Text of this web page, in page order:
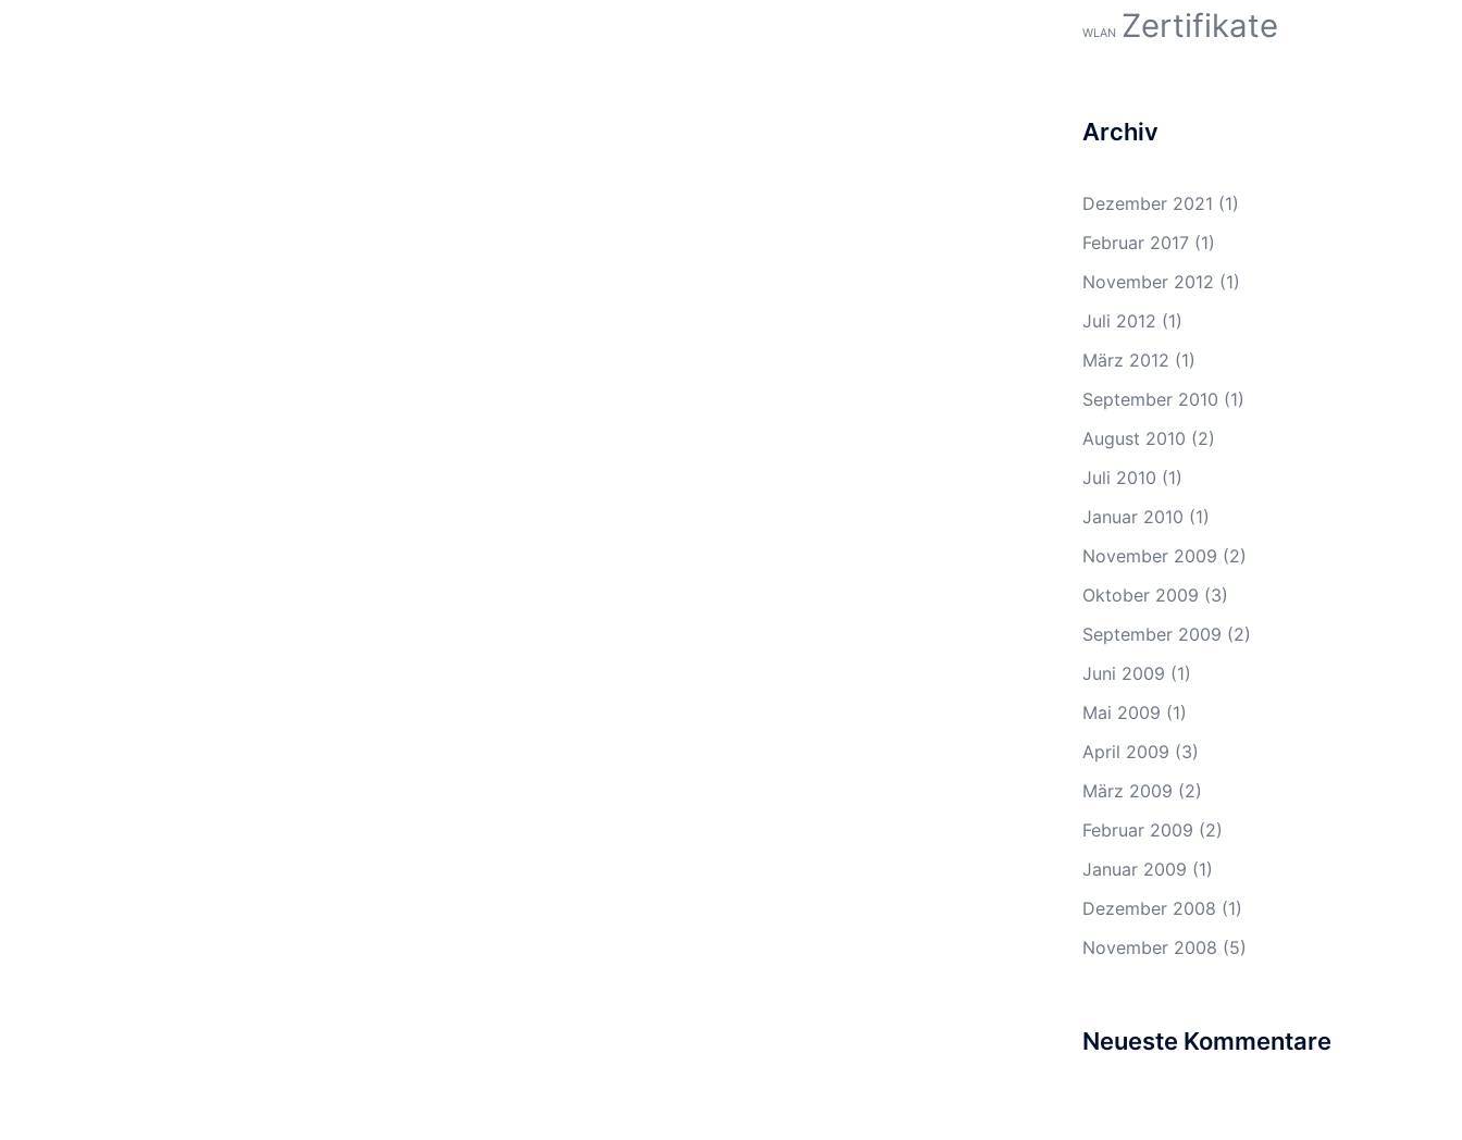
WLAN Zertifikate
Archiv
Dezember 2021 (1)
Februar 2017(1)
November 2012 (1)
Juli 2012 (1)
März 2012 (1)
September 2010 (1)
August 2010 (2)
Juli 2010 (1)
Januar 2010 (1)
November 2009 (2)
Oktober 2009 (3)
September 2009 (2)
Juni 2009 (1)
Mai 2009 (1)
April 2009 (3)
März 2009 (2)
Februar 2009 (2)
Januar 2009 (1)
Dezember 2008 (1)
November 2008 (5)
Neueste Kommentare